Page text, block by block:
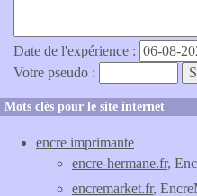
Date de l'expérience :
Votre pseudo :
Mots clés pour le site internet
encre imprimante
encre-hermane.fr,
encremarket.fr,